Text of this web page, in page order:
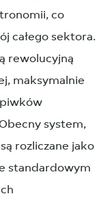
co
całego sektora.
rewolucyjną
maksymalnie
system,
rozliczane jako
standardowym